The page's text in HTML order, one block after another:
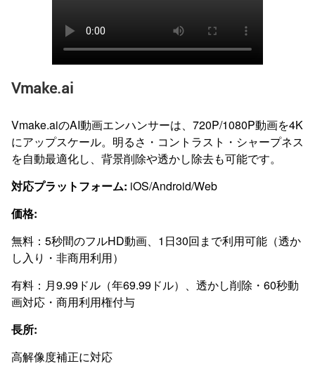
Vmake.ai
Vmake.aiのAI動画エンハンサーは、720P/1080P動画を4K
にアップスケール。明るさ・コントラスト・シャープネス
を自動最適化し、背景削除や透かし除去も可能です。
対応プラットフォーム: iOS/Android/Web
価格:
無料：5秒間のフルHD動画、1日30回まで利用可能（透か
し入り・非商用利用）
有料：月9.99ドル（年69.99ドル）、透かし削除・60秒動
画対応・商用利用権付与
長所:
高解像度補正に対応